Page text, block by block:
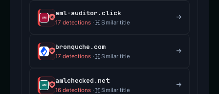
aml-auditor.click
17 detections· Similar title
bronquche.com
17 detections· Similar title
amlchecked.net
16 detections· Similar title